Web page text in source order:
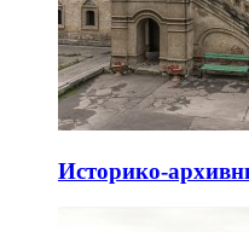
Историко-